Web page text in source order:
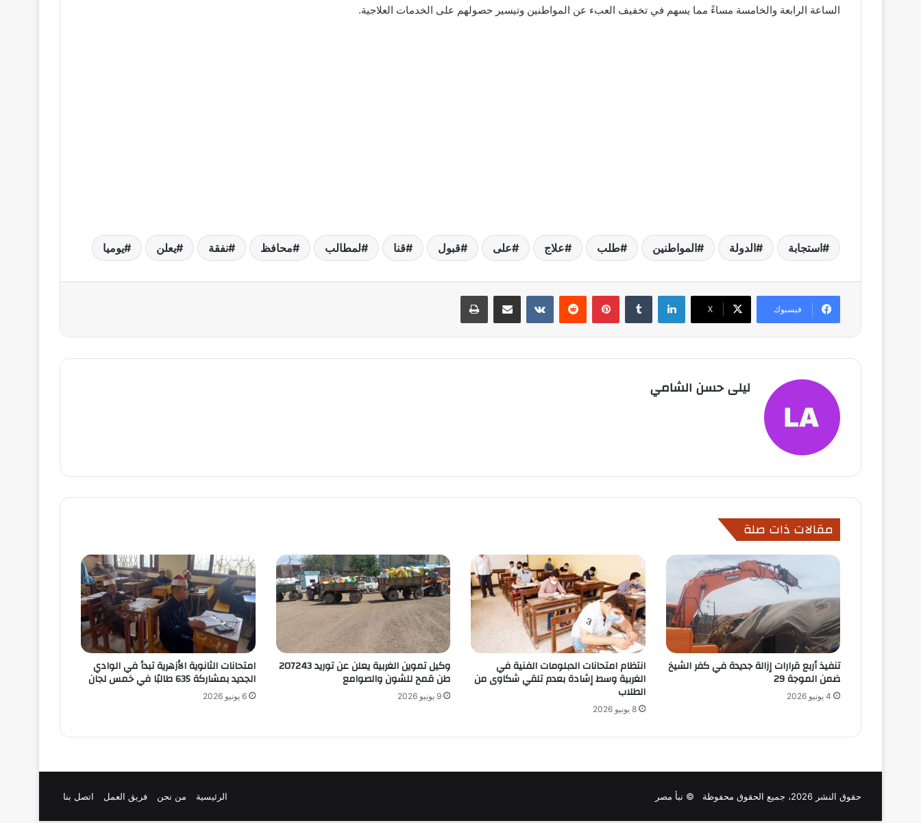
الساعة الرابعة والخامسة مساءً مما يسهم في تخفيف العبء عن المواطنين وتيسير حصولهم على الخدمات العلاجية.
استجابة الدولة المواطنين طلب علاج على قبول قنا لمطالب محافظ نفقة يعلن يوميا
فيسبوك X
لينكدإن بينتيريست مشاركة عبر البريد طباعة
ليلى حسن الشامي
مقالات ذات صلة
تنفيذ أربع قرارات إزالة جديدة في كفر الشيخ
ضمن الموجة 29
4 يونيو 2026
انتظام امتحانات الدبلومات الفنية في
الغربية وسط إشادة بعدم تلقي شكاوى من
الطلاب
8 يونيو 2026
وكيل تموين الغربية يعلن عن توريد 207243
طن قمح للشون والصوامع
9 يونيو 2026
امتحانات الثانوية الأزهرية تبدأ في الوادي
الجديد بمشاركة 635 طالبًا في خمس لجان
6 يونيو 2026
حقوق النشر 2026، جميع الحقوق محفوظة © نبأ مصر الرئيسية من نحن فريق العمل اتصل بنا